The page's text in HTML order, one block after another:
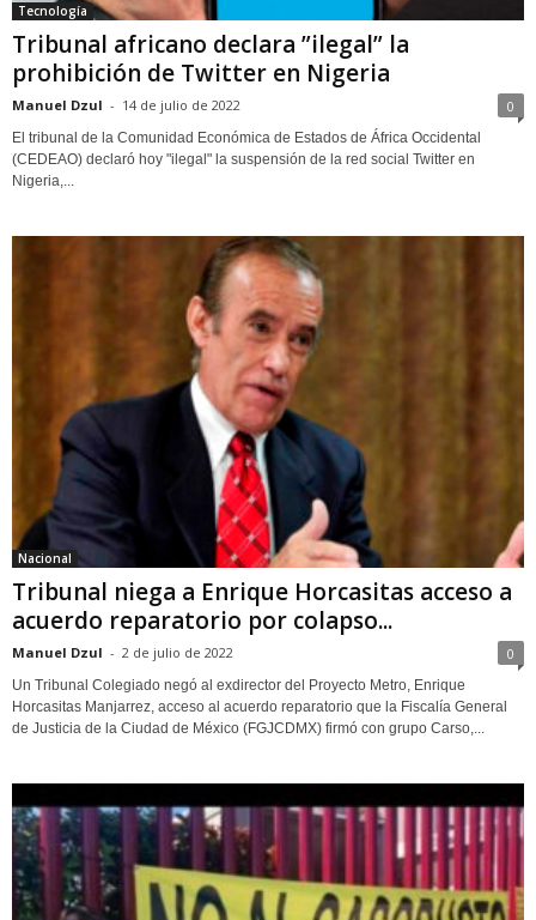
Tecnología
Tribunal africano declara ”ilegal” la
prohibición de Twitter en Nigeria
Manuel Dzul - 14 de julio de 2022 0
El tribunal de la Comunidad Económica de Estados de África Occidental
(CEDEAO) declaró hoy "ilegal" la suspensión de la red social Twitter en
Nigeria,...
Nacional
Tribunal niega a Enrique Horcasitas acceso a
acuerdo reparatorio por colapso...
Manuel Dzul - 2 de julio de 2022 0
Un Tribunal Colegiado negó al exdirector del Proyecto Metro, Enrique
Horcasitas Manjarrez, acceso al acuerdo reparatorio que la Fiscalía General
de Justicia de la Ciudad de México (FGJCDMX) firmó con grupo Carso,...